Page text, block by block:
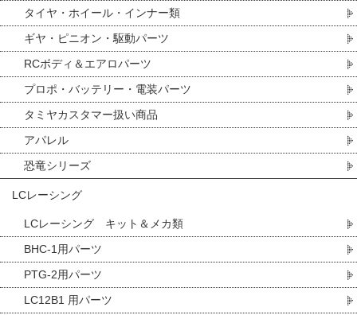
タイヤ・ホイール・インナー類
ギヤ・ピニオン・駆動パーツ
RCボディ＆エアロパーツ
プロポ・バッテリー・電装パーツ
タミヤカスタマー扱い商品
アパレル
恐竜シリーズ
LCレーシング
LCレーシング キット＆メカ類
BHC-1用パーツ
PTG-2用パーツ
LC12B1 用パーツ